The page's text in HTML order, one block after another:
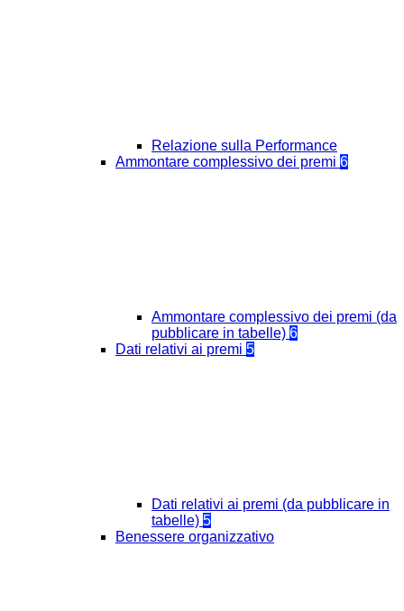
Relazione sulla Performance
Ammontare complessivo dei premi 6
Ammontare complessivo dei premi (da
pubblicare in tabelle) 6
Dati relativi ai premi 5
Dati relativi ai premi (da pubblicare in
tabelle) 5
Benessere organizzativo